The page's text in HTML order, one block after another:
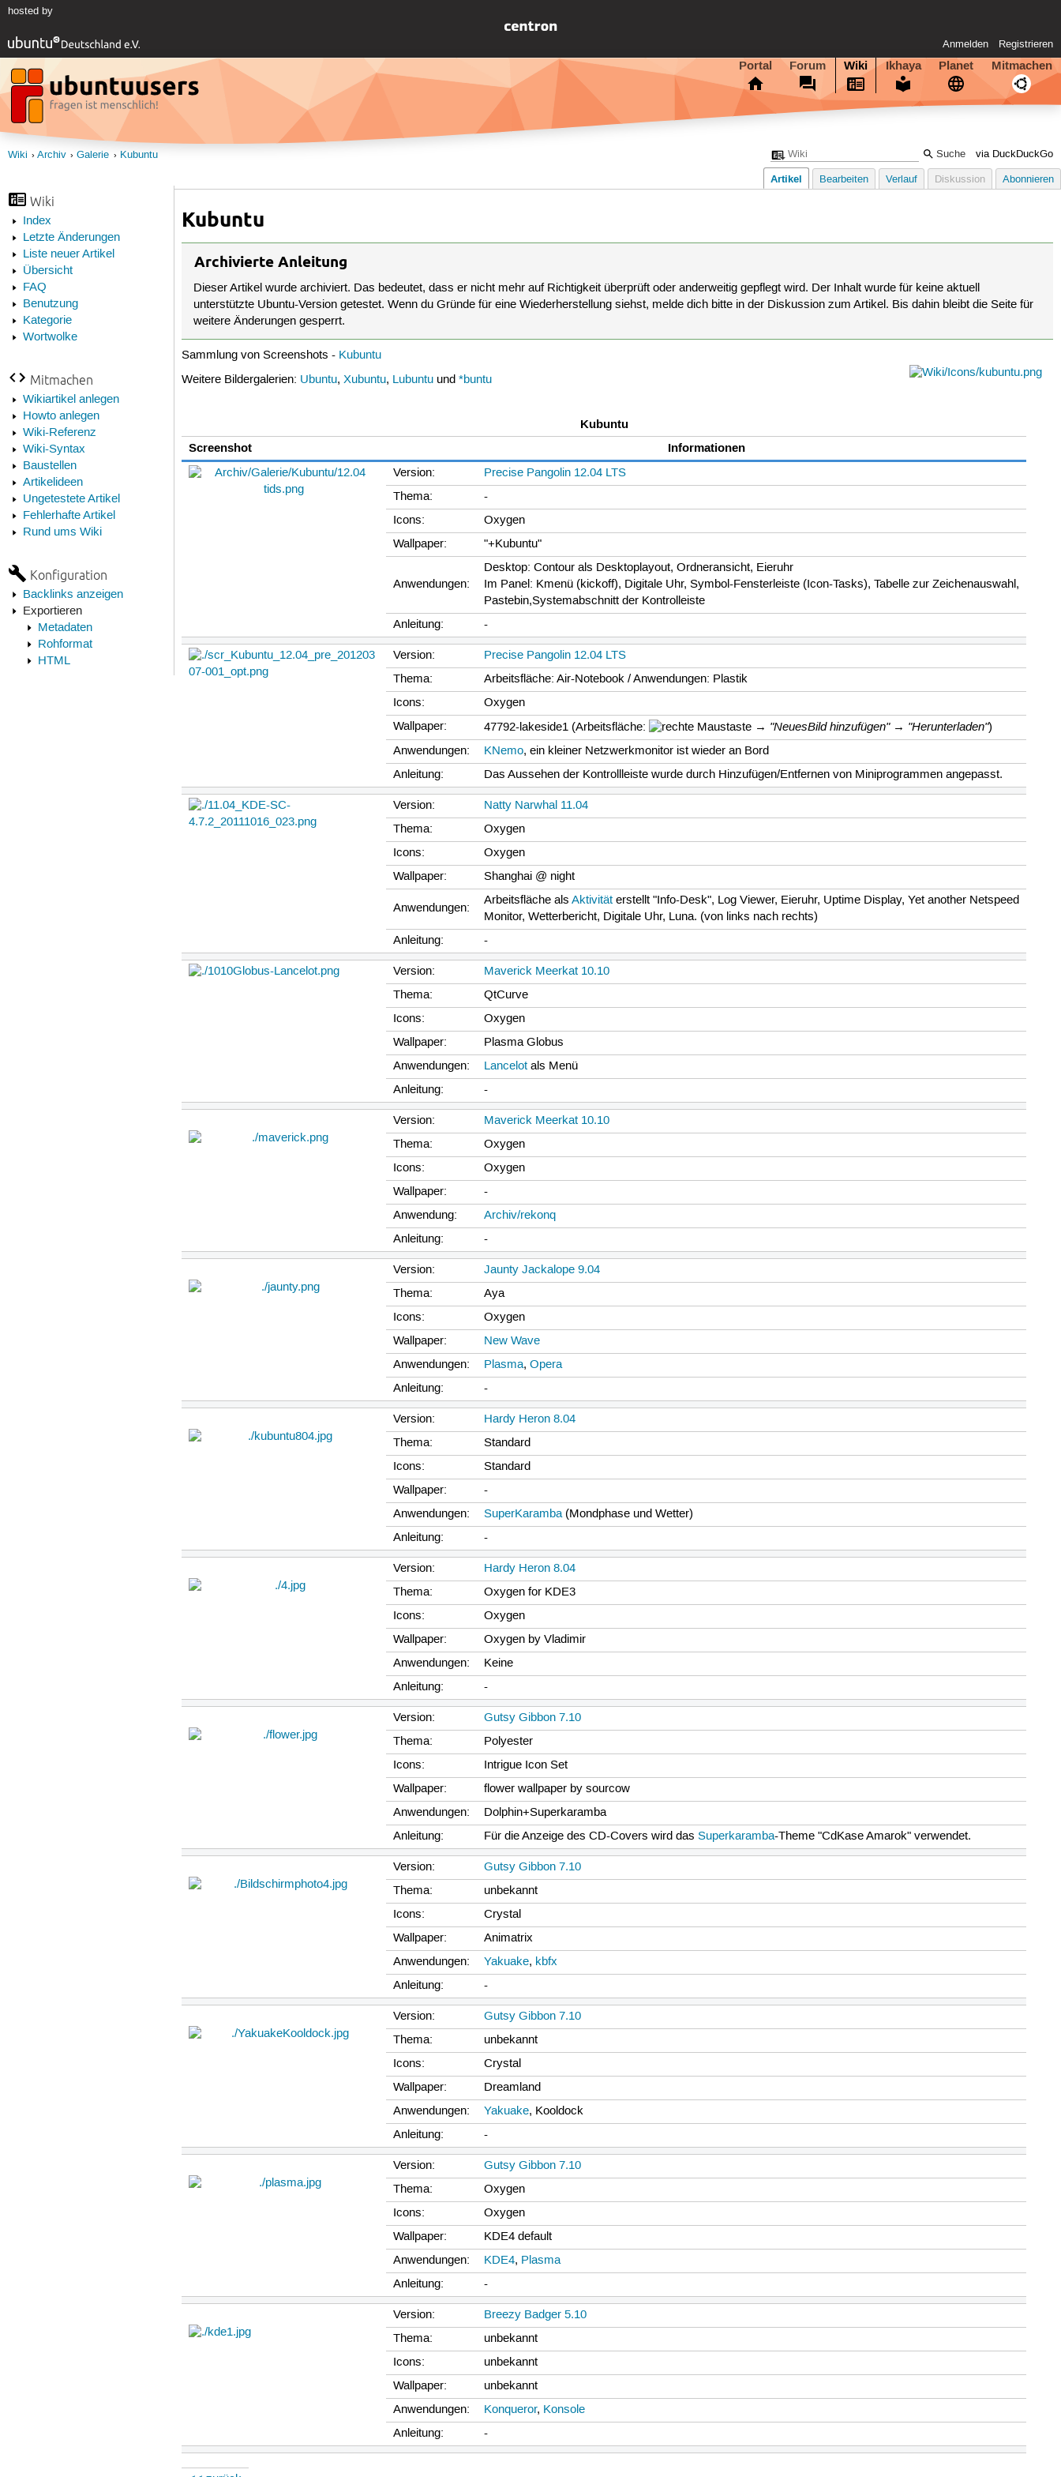
hosted by
Anmelden Registrieren
Portal Forum Wiki Ikhaya Planet Mitmachen
via DuckDuckGo
Wiki Archiv Galerie Kubuntu
Wiki
Index
Letzte Änderungen
Liste neuer Artikel
Übersicht
FAQ
Benutzung
Kategorie
Wortwolke
Mitmachen
Wikiartikel anlegen
Howto anlegen
Wiki-Referenz
Wiki-Syntax
Baustellen
Artikelideen
Ungetestete Artikel
Fehlerhafte Artikel
Rund ums Wiki
Konfiguration
Backlinks anzeigen
Exportieren
Metadaten
Rohformat
HTML
Artikel Bearbeiten Verlauf Diskussion Abonnieren
Kubuntu
Archivierte Anleitung
Dieser Artikel wurde archiviert. Das bedeutet, dass er nicht mehr auf Richtigkeit überprüft oder anderweitig gepflegt wird. Der Inhalt wurde für keine aktuell
unterstützte Ubuntu-Version getestet. Wenn du Gründe für eine Wiederherstellung siehst, melde dich bitte in der Diskussion zum Artikel. Bis dahin bleibt die Seite für
weitere Änderungen gesperrt.
Sammlung von Screenshots - Kubuntu
Weitere Bildergalerien: Ubuntu,Xubuntu, Lubuntu und*buntu
Kubuntu
Screenshot
Informationen
Version:
Precise Pangolin 12.04 LTS
Thema:
-
Icons:
Oxygen
Wallpaper:
"+Kubuntu"
Anwendungen:
Desktop: Contour als Desktoplayout, Ordneransicht, Eieruhr
Im Panel: Kmenü (kickoff), Digitale Uhr, Symbol-Fensterleiste (Icon-Tasks), Tabelle zur Zeichenauswahl,
Pastebin,Systemabschnitt der Kontrolleiste
Anleitung:
-
Version:
Precise Pangolin 12.04 LTS
Thema:
Arbeitsfläche: Air-Notebook / Anwendungen: Plastik
Icons:
Oxygen
Wallpaper:
47792-lakeside1 (Arbeitsfläche: → "NeuesBild hinzufügen"→ "Herunterladen")
Anwendungen:
KNemo, ein kleiner Netzwerkmonitor ist wieder an Bord
Anleitung:
Das Aussehen der Kontrollleiste wurde durch Hinzufügen/Entfernen von Miniprogrammen angepasst.
Version:
Natty Narwhal 11.04
Thema:
Oxygen
Icons:
Oxygen
Wallpaper:
Shanghai @ night
Anwendungen:
Arbeitsfläche alsAktivität erstellt "Info-Desk", Log Viewer, Eieruhr, Uptime Display, Yet another Netspeed
Monitor, Wetterbericht, Digitale Uhr, Luna. (von links nach rechts)
Anleitung:
-
Version:
Maverick Meerkat 10.10
Thema:
QtCurve
Icons:
Oxygen
Wallpaper:
Plasma Globus
Anwendungen:
Lancelot als Menü
Anleitung:
-
Version:
Maverick Meerkat 10.10
Thema:
Oxygen
Icons:
Oxygen
Wallpaper:
-
Anwendung:
Archiv/rekonq
Anleitung:
-
Version:
Jaunty Jackalope 9.04
Thema:
Aya
Icons:
Oxygen
Wallpaper:
New Wave
Anwendungen:
Plasma,Opera
Anleitung:
-
Version:
Hardy Heron 8.04
Thema:
Standard
Icons:
Standard
Wallpaper:
-
Anwendungen:
SuperKaramba(Mondphase und Wetter)
Anleitung:
-
Version:
Hardy Heron 8.04
Thema:
Oxygen for KDE3
Icons:
Oxygen
Wallpaper:
Oxygen by Vladimir
Anwendungen:
Keine
Anleitung:
-
Version:
Gutsy Gibbon 7.10
Thema:
Polyester
Icons:
Intrigue Icon Set
Wallpaper:
flower wallpaper by sourcow
Anwendungen:
Dolphin+Superkaramba
Anleitung:
Für die Anzeige des CD-Covers wird dasSuperkaramba-Theme "CdKase Amarok" verwendet.
Version:
Gutsy Gibbon 7.10
Thema:
unbekannt
Icons:
Crystal
Wallpaper:
Animatrix
Anwendungen:
Yakuake, kbfx
Anleitung:
-
Version:
Gutsy Gibbon 7.10
Thema:
unbekannt
Icons:
Crystal
Wallpaper:
Dreamland
Anwendungen:
Yakuake, Kooldock
Anleitung:
-
Version:
Gutsy Gibbon 7.10
Thema:
Oxygen
Icons:
Oxygen
Wallpaper:
KDE4 default
Anwendungen:
KDE4, Plasma
Anleitung:
-
Version:
Breezy Badger 5.10
Thema:
unbekannt
Icons:
unbekannt
Wallpaper:
unbekannt
Anwendungen:
Konqueror, Konsole
Anleitung:
-